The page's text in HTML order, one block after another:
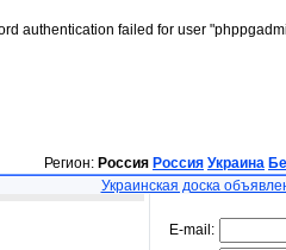
authentication failed for user
Регион: Россия Россия Украина
Украинская доска
E-mail: